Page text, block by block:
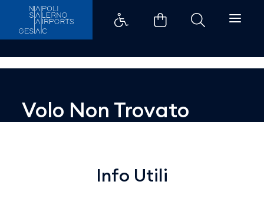
Dettaglio - Aeroporti di Napoli
Volo Non Trovato
Info Utili